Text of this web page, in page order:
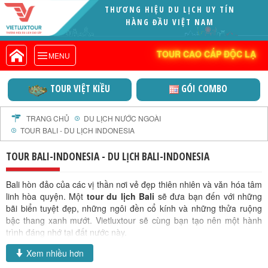
THƯƠNG HIỆU DU LỊCH UY TÍN
HÀNG ĐẦU VIỆT NAM
MENU TOUR CAO CẤP ĐỘC LẠ
VIETLUXTOUR.COM
TOUR CAO CẤP ĐỘC LẠ
TOUR TRONG NƯỚC
TOUR NƯỚC NGOÀI
TOUR KHỞI HÀNH TỪ HÀ NỘI
TOUR KHỞI HÀNH TỪ ĐÀ NẴNG
TOUR KHỞI HÀNH TỪ CẦN THƠ
TOUR ĐOÀN - M.I.C.E
TOUR COMBO
DỊCH VỤ
GIỚI THIỆU
HỒ SƠ NĂNG LỰC
PROFILE EN
THƯ KHEN VIETLUXTOUR
TOUR VIỆT KIỀU GÓI COMBO
TRANG CHỦ
DU LỊCH NƯỚC NGOÀI
TOUR BALI - DU LỊCH INDONESIA
TOUR BALI-INDONESIA - DU LỊCH BALI-INDONESIA
Bali hòn đảo của các vị thần nơi vẻ đẹp thiên nhiên và văn hóa tâm
linh hòa quyện. Một tour du lịch Bali sẽ đưa bạn đến với những
bãi biển tuyệt đẹp, những ngôi đền cổ kính và những thửa ruộng
bậc thang xanh mướt. Vietluxtour sẽ cùng bạn tạo nên một hành
trình đáng nhớ tại đất nước này.
Hành trình khám phá hòn
Xem nhiều hơn